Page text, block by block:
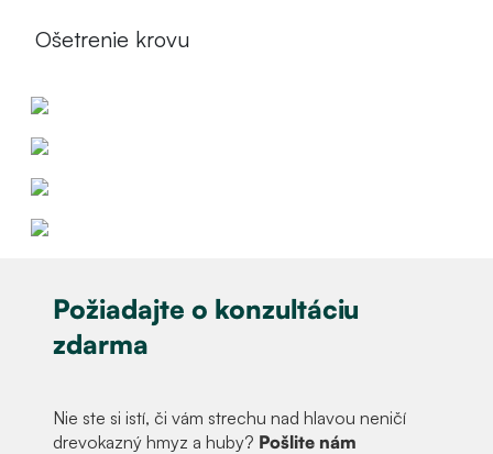
Ošetrenie krovu
Požiadajte o konzultáciu
zdarma
Nie ste si istí, či vám strechu nad hlavou neničí
drevokazný hmyz a huby? Pošlite nám